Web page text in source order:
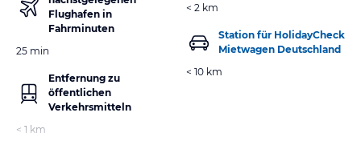
Flughafen in
Fahrminuten
25 min
Entfernung zu
öffentlichen
Verkehrsmitteln
< 1 km
< 2 km
Station für HolidayCheck
Mietwagen Deutschland
< 10 km